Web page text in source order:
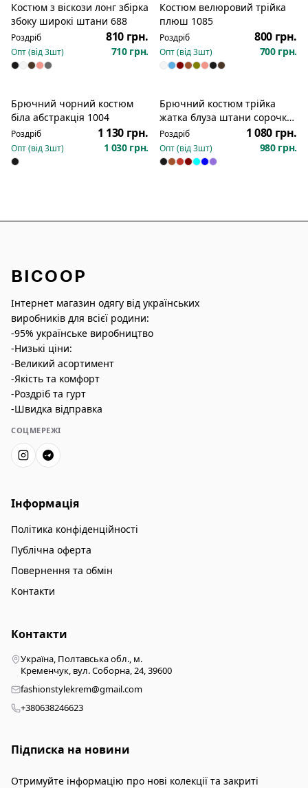
Костюм з віскози лонг збірка
збоку широкі штани 688
Роздріб 810 грн.
Опт (від3шт) 710 грн.
Костюм велюровий трійка
плюш 1085
Роздріб 800 грн.
Опт (від3шт) 700 грн.
Брючний чорний костюм
біла абстракція 1004
Роздріб 1 130 грн.
Опт (від3шт) 1 030 грн.
Брючний костюм трійка
жатка блуза штани сорочка
дівчина 765
Роздріб 1 080 грн.
Опт (від3шт) 980 грн.
BICOOP
Інтернет магазин одягу від українських
виробників для всієї родини:
-95% українське виробництво
-Низькі ціни:
-Великий асортимент
-Якість та комфорт
-Роздріб та гурт
-Швидка відправка
СОЦМЕРЕЖІ
Інформація
Політика конфіденційності
Публічна оферта
Повернення та обмін
Контакти
Контакти
Україна, Полтавська обл., м.
Кременчук, вул. Соборна, 24, 39600
fashionstylekrem@gmail.com
+380638246623
Підписка на новини
Отримуйте інформацію про нові колекції та закриті